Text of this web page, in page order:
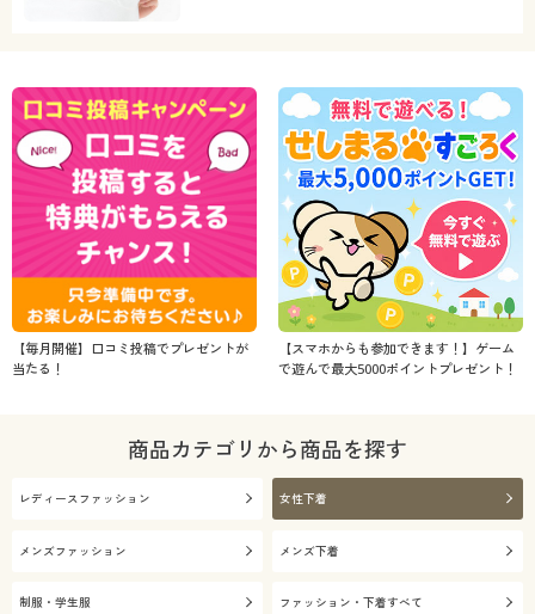
【毎月開催】口コミ投稿でプレゼントが
当たる！
【スマホからも参加できます！】ゲーム
で遊んで最大5000ポイントプレゼント！
商品カテゴリから商品を探す
レディースファッション 女性下着
メンズファッション メンズ下着
制服・学生服 ファッション・下着すべて